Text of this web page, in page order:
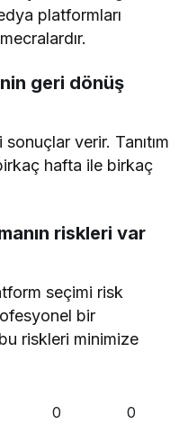
platformları
geri dönüş
verir. Tanıtım
hafta ile birkaç
riskleri var
seçimi risk
bir
riskleri minimize
0 0